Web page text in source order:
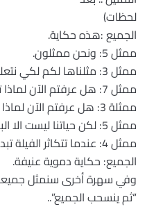
لحظات)
الجميع :هذه حكاية.
ممثل 5: ونحن ممثلون.
ممثل 3: مثلناها لكم لكي نتعلم معكم عبرتها.
ممثل 7: هل عرفتم الآن لماذا توجد الفيلة؟
ممثلة 3: هل عرفتم الآن لماذا تتكاثر الفيلة؟.
ممثل 5: لكن حياتنا ليست الا البداية.
ممثل 4: عندما تتكاثر الفيلة تبدأ حكاية أخرى.
الجميع: حكاية دموية عنيفة.
وفي سهرة أخرى سنمثل جميعا
“ثم ينسحب الجميع”..